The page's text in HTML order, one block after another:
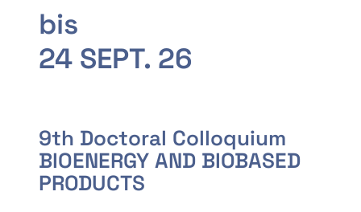
bis
24 SEPT. 26
9th Doctoral Colloquium
BIOENERGY AND BIOBASED
PRODUCTS